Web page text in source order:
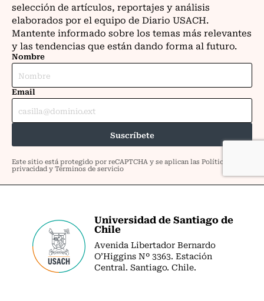
Universidad de Santiago de
Chile
Avenida Libertador Bernardo
O’Higgins Nº 3363. Estación
Central. Santiago. Chile.